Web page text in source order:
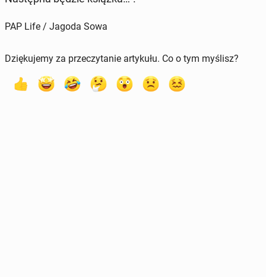
PAP Life / Jagoda Sowa
Dziękujemy za przeczytanie artykułu. Co o tym myślisz?